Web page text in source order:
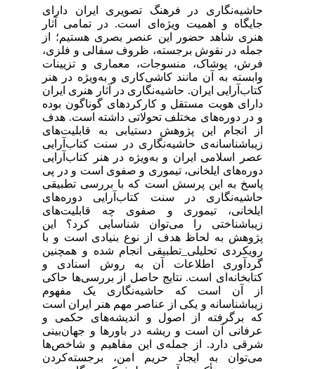
حاشیه‌نگاری در فرهنگ تصویری ایران دارای
جایگاه و اهمیت ویژه‌ای است. در تمامی آثار
هنری شاهد حضور این عنصر بصری هستیم؛ از
جمله در نقوش برجسته، ظروف سفالی و فلزی،
فرش، پوشاک، منسوجات، معماری و تزیینات
وابسته به آن مانند کاشی‌کاری و به‌ویژه در هنر
کتاب‌آرایی ایران. حاشیه‌نگاری در آثار هنری ایران
دارای هویت مستقل و کارکردهای گوناگون بوده
و در دوره‌های مختلف تحولاتی داشته است. هدف
از انجام این پژوهش دستیابی به قابلیت‌های
زیباشناسانه‌ی حاشیه‌نگاری در سنت کتاب‌آرایی
عصر اسلامی ایران و به‌ویژه در هنر کتاب‌آرایی
دوره‌های ایلخانی، تیموری و صفوی است و در پی
پاسخ به این پرسش است که با بررسی تطبیقی
حاشیه‌نگاری در سنت کتاب‌آرایی دوره‌‌‌های
ایلخانی، تیموری و صفوی چه قابلیت‌های
زیباشناختی را می‌توان شناسایی کرد؟ این
پژوهش به لحاظ هدف از نوع بنیادی است و با
رویکردی تحلیلی_تطبیقی انجام شده و همچنین
گردآوری اطلاعات آن به روش اسنادی و
کتابخانه‌ای است. نتایج حاصل از بررسی‌ها حاکی
از آن است که حاشیه‌نگاری یک مفهوم
زیباشناسانه و یکی از عناصر مهم هنر ایران است
که برگرفته از اصول و اندیشه‌های حکمی و
عرفانی آن است و ریشه در باورها و جهان‌بینی
شرقی دارد. از جمله‌ی این مفاهیم و شاخص‌ها
می‌توان به ایجاد حریم امن، برجسته‌کردن